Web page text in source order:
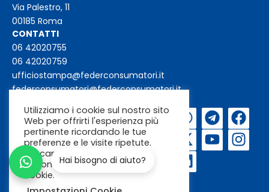
Via Palestro, 11
00185 Roma
CONTATTI
06 42020755
06 42020759
ufficiostampa@federconsumatori.it
federconsumatori@federconsumatori.it
Iscriviti alla
newsletter
Utilizziamo i cookie sul nostro sito
Web per offrirti l'esperienza più
pertinente ricordando le tue
preferenze e le visite ripetute.
Cliccando su "Accetta"
acconsenti all'uso di TUTTI i
cookie.
Hai bisogno di aiuto?